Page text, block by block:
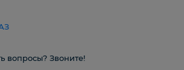
вопросы? Звоните!